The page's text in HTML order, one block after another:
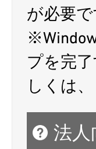
が必要で
プを完
しくは
法人